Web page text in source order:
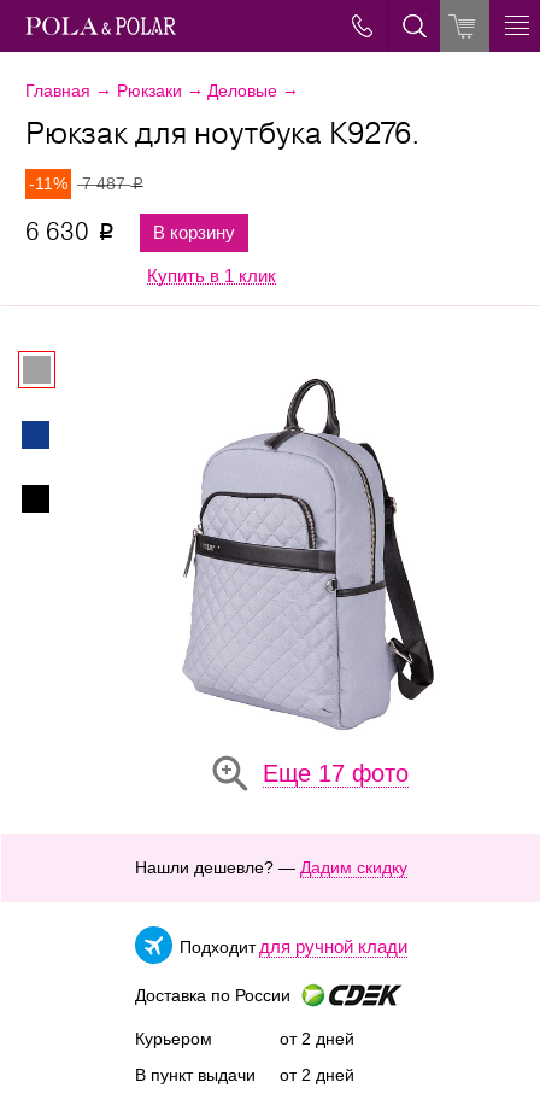
Главная → Рюкзаки → Деловые →
Еще 17 фото
Рюкзак для ноутбука К9276.
-11% 7 487p
6 630 p В корзину
Купить в 1 клик
Нашли дешевле? — Дадим скидку
Подходит для ручной клади
Доставка по России
Курьером
В пункт выдачи
от 2 дней
от 2 дней